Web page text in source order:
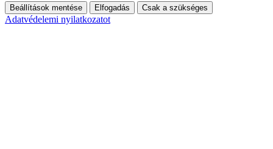
Beállítások mentése Elfogadás Csak a szükséges
Adatvédelemi nyilatkozatot